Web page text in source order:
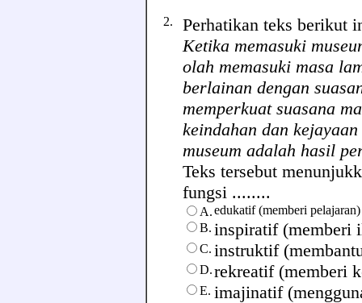
2. Perhatikan teks berikut
Ketika memasuki
olah memasuki masa
berlainan dengan
memperkuat suasana
keindahan dan
museum adalah hasil
Teks tersebut
fungsi ........
A.edukatif (memberi pelajaran)
B. inspiratif (memberi
C. instruktif
D.rekreatif (memberi
E. imajinatif